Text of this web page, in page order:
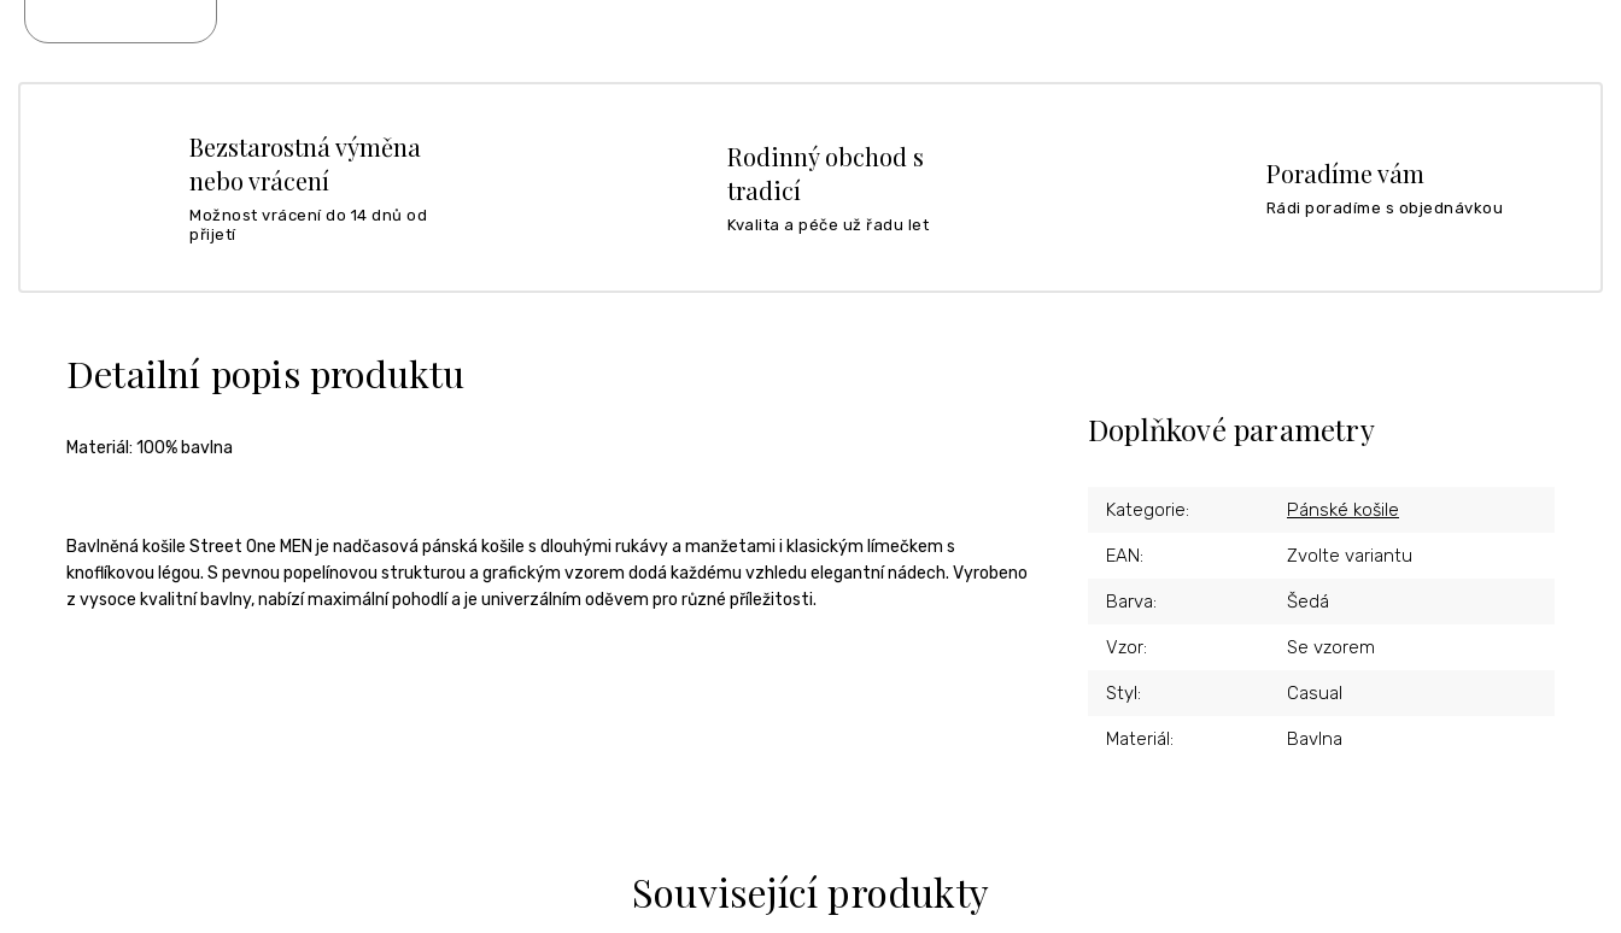
Bezstarostná výměna
nebo vrácení
Možnost vrácení do 14 dnů od
přijetí
Rodinný obchod s
tradicí
Kvalita a péče už řadu let
Poradíme vám
Rádi poradíme s objednávkou
Související produkty
Detailní popis produktu
Materiál: 100% bavlna
Bavlněná košile Street One MEN je nadčasová pánská košile s dlouhými rukávy a manžetami i klasickým límečkem s
knoflíkovou légou. S pevnou popelínovou strukturou a grafickým vzorem dodá každému vzhledu elegantní nádech. Vyrobeno
z vysoce kvalitní bavlny, nabízí maximální pohodlí a je univerzálním oděvem pro různé příležitosti.
Doplňkové parametry
Kategorie: Pánské košile
EAN: Zvolte variantu
Barva: Šedá
Vzor: Se vzorem
Styl: Casual
Materiál: Bavlna